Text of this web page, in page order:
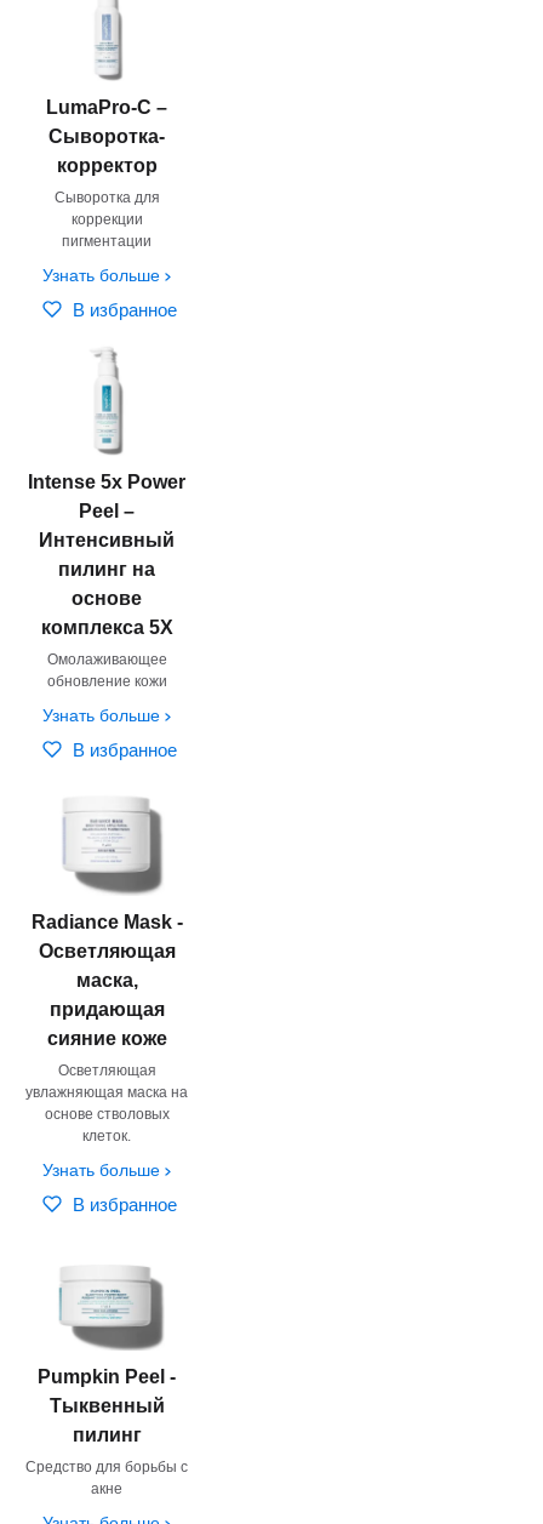
LumaPro-C –
Сыворотка-
корректор
Сыворотка для
коррекции
пигментации
Узнать больше
В избранное
Intense 5x Power
Peel –
Интенсивный
пилинг на
основе
комплекса 5X
Омолаживающее
обновление кожи
Узнать больше
В избранное
Radiance Mask -
Осветляющая
маска,
придающая
сияние коже
Осветляющая
увлажняющая маска на
основе стволовых
клеток.
Узнать больше
В избранное
Pumpkin Peel -
Тыквенный
пилинг
Средство для борьбы с
акне